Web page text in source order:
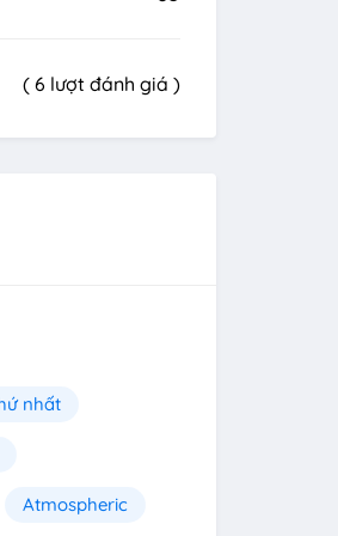
( 6 lượt đánh giá )
nhất
Atmospheric